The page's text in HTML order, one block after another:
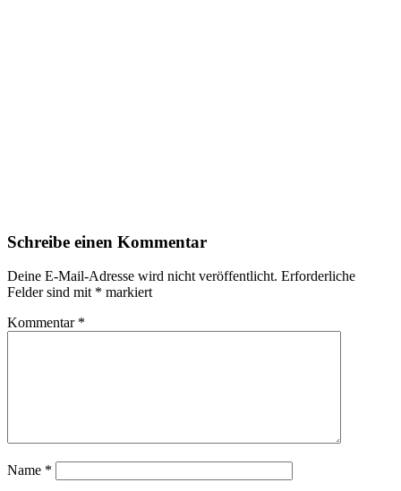
Schreibe einen Kommentar
Deine E-Mail-Adresse wird nicht veröffentlicht. Erforderliche
Felder sind mit * markiert
Kommentar *
Name *